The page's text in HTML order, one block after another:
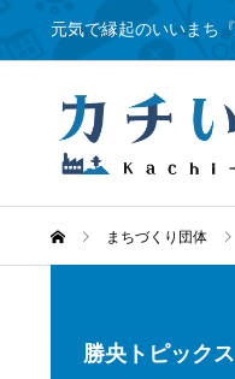
元気で縁起のいいまち
まちづくり団体
勝央トピックス